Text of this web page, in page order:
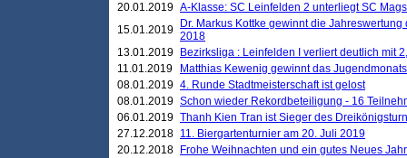
20.01.2019 A-Klasse: SC Leinfelden 2 unterliegt SC
15.01.2019
Dr. Markus Kottke gewinnt die
2018
13.01.2019
Bezirksliga : Leinfelden I verliert deutlich mit
11.01.2019
Matthias Kewenig gewinnt das
08.01.2019 4. Runde Stadtmeisterschaft ist gelost
08.01.2019 Schon wieder Rekordbeteiligung - 16
06.01.2019 Thanh Kien Tran ist Sieger des
27.12.2018 11. Biergartenturnier am 20. Juli 2019
20.12.2018
Frohe Weihnachten und ein gutes Neues